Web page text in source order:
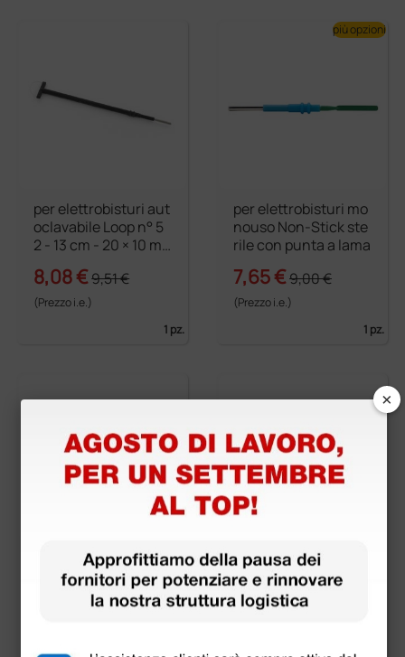
per elettrobisturi aut
oclavabile Loop n° 5
2 - 13 cm - 20 × 10 m
8,08 €9,51 €
(Prezzo i.e.)
1 pz.
per elettrobisturi mo
nouso Non-Stick ste
rile con punta a lama
7,65 €9,00 €
(Prezzo i.e.)
1 pz.
più opzioni
per elettrobisturi aut
oclavabile ad ago n°
35 - 15 cm
per elettrobisturi aut
oclavabili - ad ago n°
15 - 7 cm
×